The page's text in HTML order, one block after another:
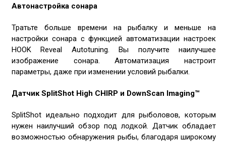
Автонастройка сонара
Тратьте больше времени на рыбалку и меньше на
настройки сонара с функцией автоматизации настроек
HOOK Reveal Autotuning. Вы получите наилучшее
изображение сонара. Автоматизация настроит
параметры, даже при изменении условий рыбалки.
Датчик SplitShot High CHIRP и DownScan Imaging™
SplitShot идеально подходит для рыболовов, которым
нужен наилучший обзор под лодкой. Датчик обладает
возможностью обнаружения рыбы, благодаря широкому